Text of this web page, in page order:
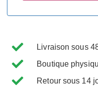
Livraison sous
Boutique
Retour sous 14